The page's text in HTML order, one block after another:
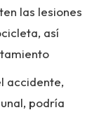
las lesiones
así
accidente,
podría